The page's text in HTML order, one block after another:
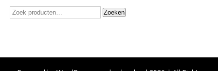
Zoeken
naar:
Zoeken